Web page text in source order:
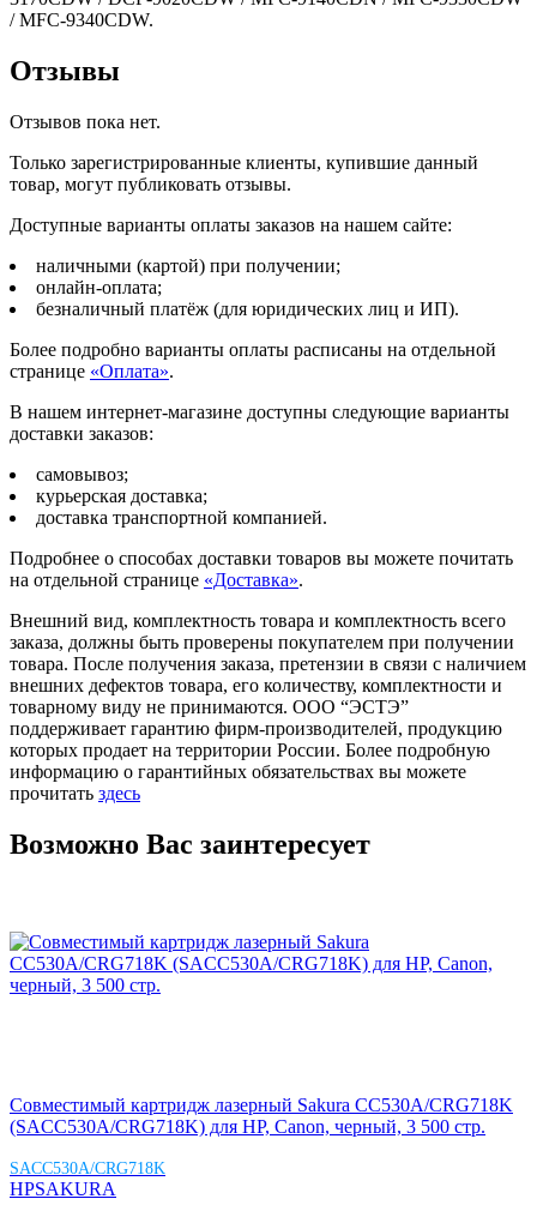
/ MFC-9340CDW.
Отзывы
Отзывов пока нет.
Только зарегистрированные клиенты, купившие данный
товар, могут публиковать отзывы.
Доступные варианты оплаты заказов на нашем сайте:
наличными (картой) при получении;
онлайн-оплата;
безналичный платёж (для юридических лиц и ИП).
Более подробно варианты оплаты расписаны на отдельной
странице «Оплата».
В нашем интернет-магазине доступны следующие варианты
доставки заказов:
самовывоз;
курьерская доставка;
доставка транспортной компанией.
Подробнее о способах доставки товаров вы можете почитать
на отдельной странице «Доставка».
Внешний вид, комплектность товара и комплектность всего
заказа, должны быть проверены покупателем при получении
товара. После получения заказа, претензии в связи с наличием
внешних дефектов товара, его количеству, комплектности и
товарному виду не принимаются. ООО “ЭСТЭ”
поддерживает гарантию фирм-производителей, продукцию
которых продает на территории России. Более подробную
информацию о гарантийных обязательствах вы можете
прочитать здесь
Возможно Вас заинтересует
Совместимый картридж лазерный Sakura CC530A/CRG718K
(SACC530A/CRG718K) для HP, Canon, черный, 3 500 стр.
SACC530A/CRG718K
HPSAKURA